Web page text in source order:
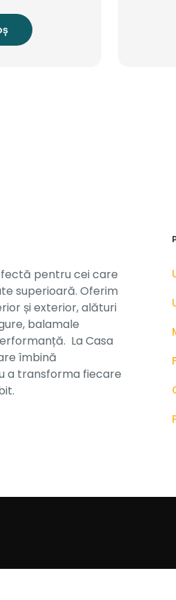
pentru cei care
superioară. Oferim
și exterior, alături
balamale
La Casa
îmbină
a transforma fiecare